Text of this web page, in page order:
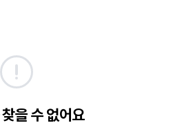
을 수 없어요